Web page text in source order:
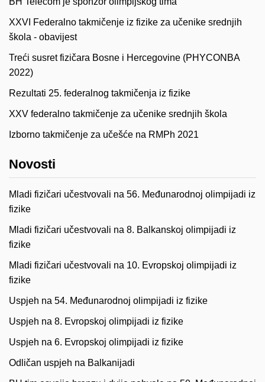
XXVI Federalno takmičenje iz fizike za učenike srednjih
škola - obavijest
Treći susret fizičara Bosne i Hercegovine (PHYCONBA
2022)
Rezultati 25. federalnog takmičenja iz fizike
XXV federalno takmičenje za učenike srednjih škola
Izborno takmičenje za učešće na RMPh 2021
Novosti
Mladi fizičari učestvovali na 56. Međunarodnoj olimpijadi iz
fizike
Mladi fizičari učestvovali na 8. Balkanskoj olimpijadi iz
fizike
Mladi fizičari učestvovali na 10. Evropskoj olimpijadi iz
fizike
Uspjeh na 54. Međunarodnoj olimpijadi iz fizike
Uspjeh na 8. Evropskoj olimpijadi iz fizike
Uspjeh na 6. Evropskoj olimpijadi iz fizike
Odličan uspjeh na Balkanijadi